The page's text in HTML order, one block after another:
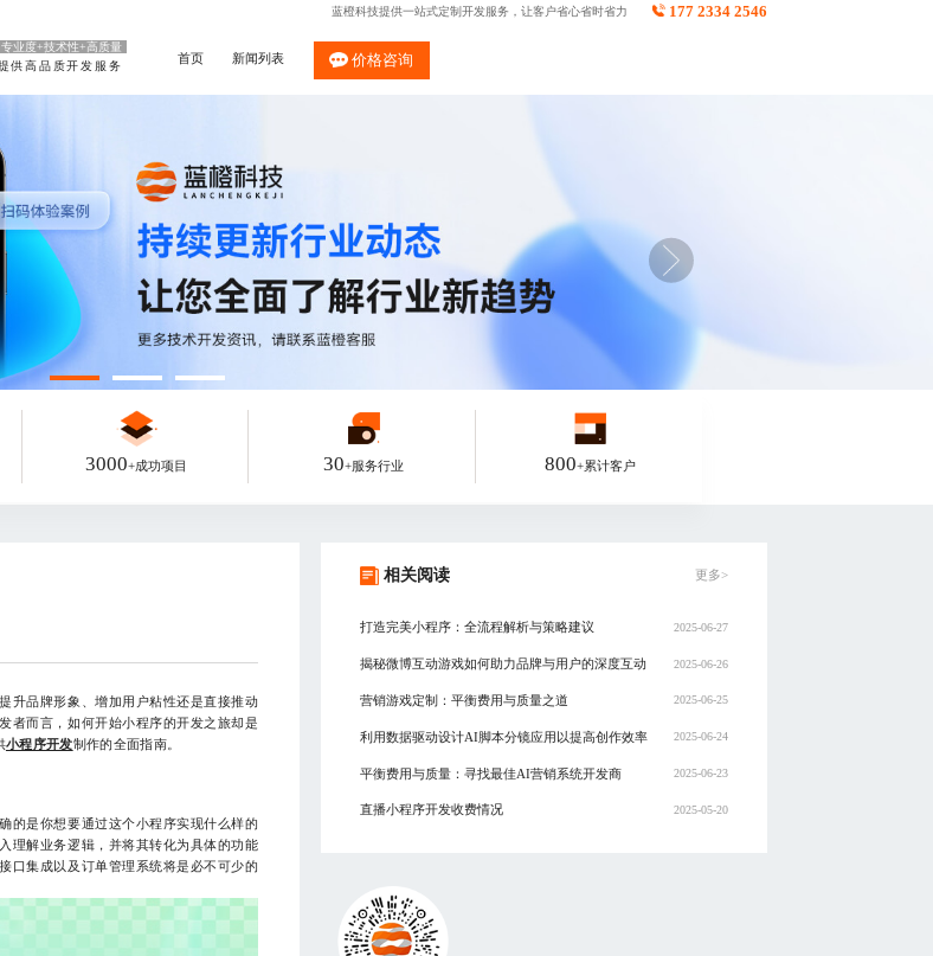
蓝橙科技提供一站式定制开发服务，让客户省心省时省力 177 2334 2546
专业度+技术性+高质量
供高品质开发服务
首页 新闻列表 价格咨询
3000+成功项目 30+服务行业 800+累计客户
升品牌形象、增加用户粘性还是直接推动
者而言，如何开始小程序的开发之旅却是
小程序开发制作的全面指南。
的是你想要通过这个小程序实现什么样的
理解业务逻辑，并将其转化为具体的功能
口集成以及订单管理系统将是必不可少的
相关阅读 更多>
打造完美小程序：全流程解析与策略建议 2025-06-27
揭秘微博互动游戏如何助力品牌与用户的深度互动 2025-06-26
营销游戏定制：平衡费用与质量之道 2025-06-25
利用数据驱动设计AI脚本分镜应用以提高创作效率 2025-06-24
平衡费用与质量：寻找最佳AI营销系统开发商 2025-06-23
直播小程序开发收费情况 2025-05-20